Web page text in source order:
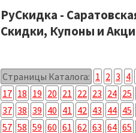
РуСкидка -
Скидки, Купоны и
Страницы Каталога: 1 2 3 4
17 18 19 20 21 22 23 24 25
37 38 39 40 41 42 43 44 45
57 58 59 60 61 62 63 64 65